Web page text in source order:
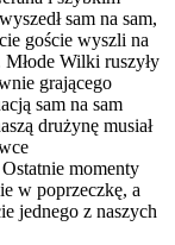
sam na sam,
goście wyszli na
Wilki ruszyły
grającego
sam na sam
drużynę musiał
momenty
w poprzeczkę, a
jednego z naszych